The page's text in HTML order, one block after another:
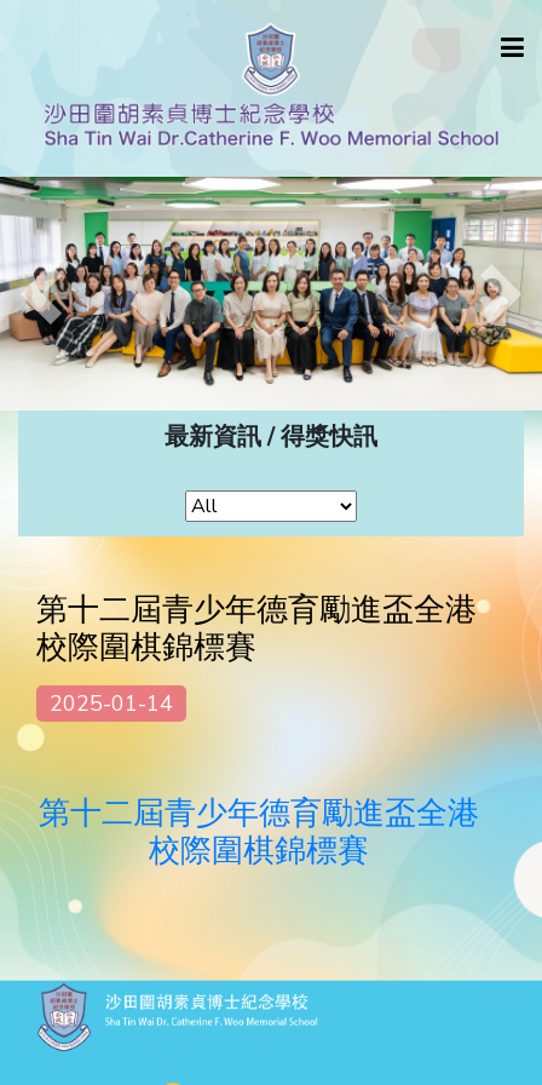
Previous Next
最新資訊 / 得獎快訊
第十二屆青少年德育勵進盃全港
校際圍棋錦標賽
2025-01-14
第十二屆青少年德育勵進盃全港
校際圍棋錦標賽